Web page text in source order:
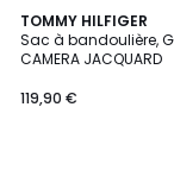
TOMMY HILFIGER
Sac à bandoulière,
CAMERA JACQUARD
119,90 €